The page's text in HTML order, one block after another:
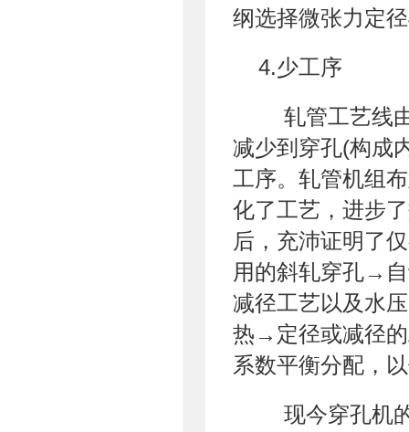
纲选择微张力定
4.少工序
轧管工艺线
减少到穿孔(构成
工序。轧管机组
化了工艺，进步
后，充沛证明了
用的斜轧穿孔→
减径工艺以及水
热→定径或减径
系数平衡分配，
现今穿孔机